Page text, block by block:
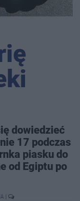
dowiedzieć
17 podczas
piasku do
od Egiptu po